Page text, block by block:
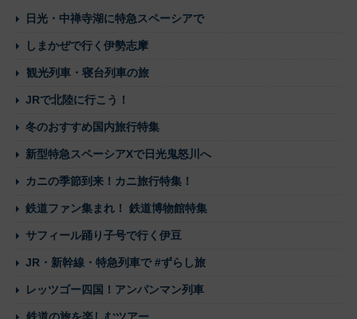
日光・中禅寺湖に特急スペーシアで
しまかぜで行く伊勢志摩
観光列車・寝台列車の旅
JRで北陸に行こう！
冬のおすすめ国内旅行特集
新型特急スペーシアXで日光鬼怒川へ
カニの季節到来！カニ旅行特集！
鉄道ファン集まれ！ 鉄道博物館特集
サフィール踊り子号で行く伊豆
JR・新幹線・特急列車で #ずらし旅
レッツゴー四国！アンパンマン列車
鉄道の旅を楽しむツアー